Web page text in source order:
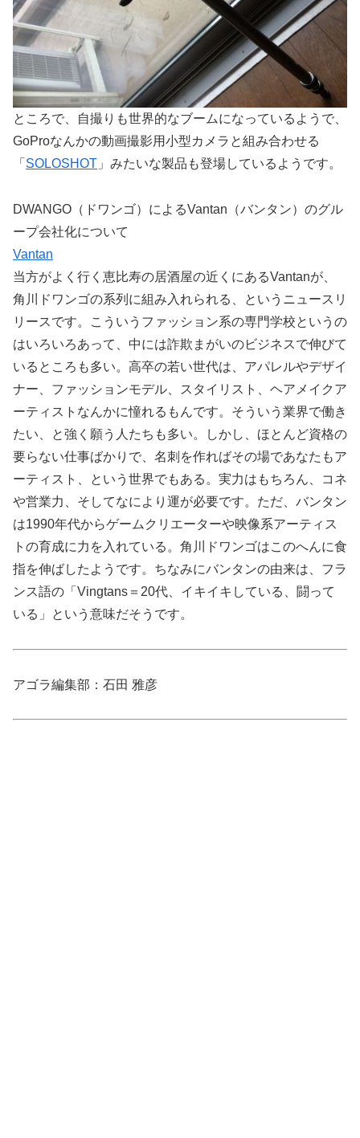
ところで、自撮りも世界的なブームになっているようで、
GoProなんかの動画撮影用小型カメラと組み合わせる
「 SOLOSHOT 」みたいな製品も登場しているようです。
DWANGO（ドワンゴ）によるVantan（バンタン）のグル
ープ会社化について
Vantan
当方がよく行く恵比寿の居酒屋の近くにあるVantanが、
角川ドワンゴの系列に組み入れられる、というニュースリ
リースです。こういうファッション系の専門学校というの
はいろいろあって、中には詐欺まがいのビジネスで伸びて
いるところも多い。高卒の若い世代は、アパレルやデザイ
ナー、ファッションモデル、スタイリスト、ヘアメイクア
ーティストなんかに憧れるもんです。そういう業界で働き
たい、と強く願う人たちも多い。しかし、ほとんど資格の
要らない仕事ばかりで、名刺を作ればその場であなたもア
ーティスト、という世界でもある。実力はもちろん、コネ
や営業力、そしてなにより運が必要です。ただ、バンタン
は1990年代からゲームクリエーターや映像系アーティス
トの育成に力を入れている。角川ドワンゴはこのへんに食
指を伸ばしたようです。ちなみにバンタンの由来は、フラ
ンス語の「Vingtans＝20代、イキイキしている、闘って
いる」という意味だそうです。
アゴラ編集部：石田 雅彦